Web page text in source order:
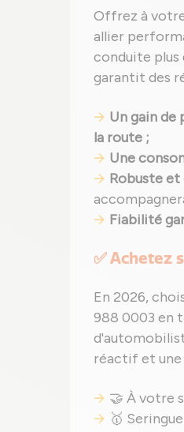
Offrez à
allier
conduite plus
garantit des
Un gain
la route ;
Une
Robuste et
Fiabilité
✅ Achetez
En 2026,
988 0003 en
réactif et une
🤝 À votre
🥇